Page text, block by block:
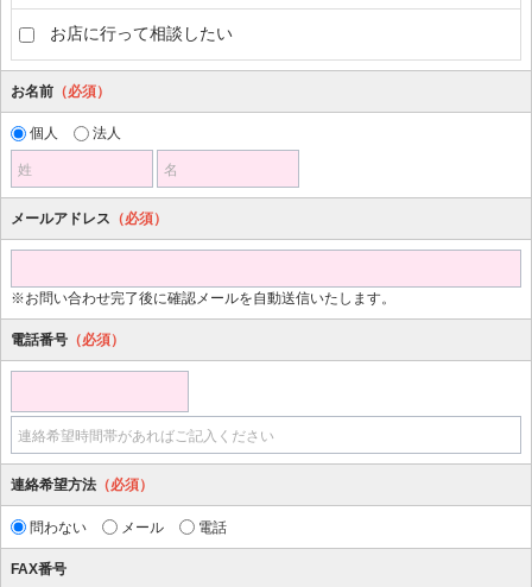
お店に行って相談したい
お名前 （必須）
個人 法人
姓 名
メールアドレス （必須）
※お問い合わせ完了後に確認メールを自動送信いたします。
電話番号 （必須）
連絡希望時間帯があればご記入ください
連絡希望方法 （必須）
問わない メール 電話
FAX番号